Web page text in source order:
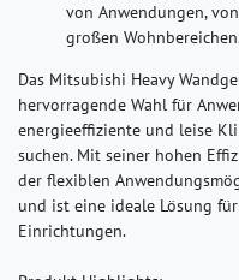
von Anwendungen,
großen
Das Mitsubishi Heavy
hervorragende Wahl für
energieeffiziente und leise
suchen. Mit seiner hohen
der flexiblen
und ist eine ideale Lösung
Einrichtungen​.